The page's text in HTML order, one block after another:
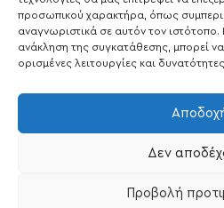
προσωπικού χαρακτήρα, όπως
αναγνωριστικά σε αυτόν τον
ανάκληση της συγκατάθεσης, μπορεί
ορισμένες λειτουργίες και
Δεν
Προβολή
Pica Pica ©